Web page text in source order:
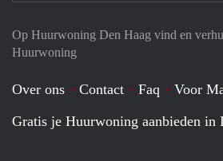
Op Huurwoning Den Haag vind en
Huurwoning
Over ons Contact Faq
Voor
Gratis je Huurwoning aanbieden in